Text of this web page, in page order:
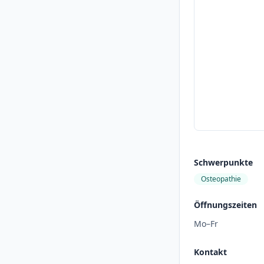
Schwerpunkte
Osteopathie
Öffnungszeiten
Mo–Fr
Kontakt